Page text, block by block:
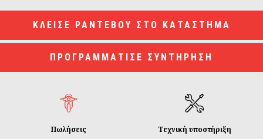
of
ΚΛΕΙΣΕ ΡΑΝΤΕΒΟΥ ΣΤΟ ΚΑΤΑΣΤΗΜΑ
ΠΡΟΓΡΑΜΜΑΤΙΣΕ ΣΥΝΤΗΡΗΣΗ
Πωλήσεις Τεχνική υποστήριξη